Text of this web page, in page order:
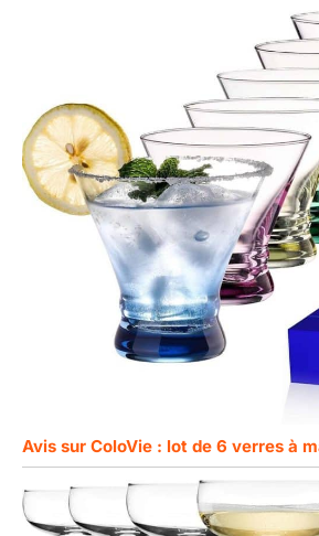
Avis sur ColoVie : lot de 6 verres à